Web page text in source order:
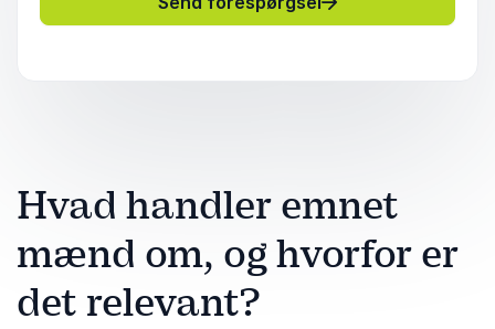
Hvad handler emnet
mænd om, og hvorfor er
det relevant?